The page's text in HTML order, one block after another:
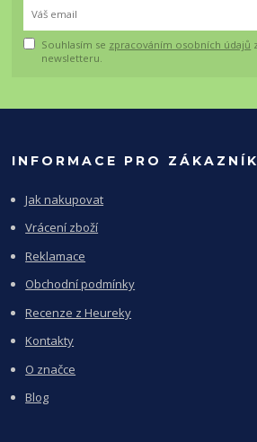
Souhlasím se zpracováním osobních údajů
newsletteru.
INFORMACE PRO
Jak nakupovat
Vrácení zboží
Reklamace
Obchodní podmínky
Recenze z Heureky
Kontakty
O značce
Blog